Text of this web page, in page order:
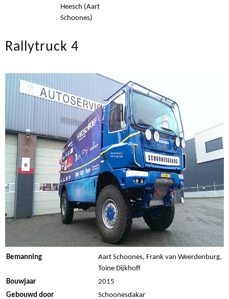
Heesch (Aart
Schoones)
Rallytruck 4
Bemanning
Aart Schoones, Frank van Weerdenburg,
Toine Dijkhoff
Bouwjaar
2015
Gebouwd door
Schoonesdakar